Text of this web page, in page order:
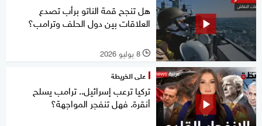
هل تنجح قمة الناتو برأب تصدع
العلاقات بين دول الحلف وترامب؟
l 8 يوليو 2026
على الخريطة
تركيا ترعب إسرائيل.. ترامب يسلح
أنقرة. فهل تنفجر المواجهة؟